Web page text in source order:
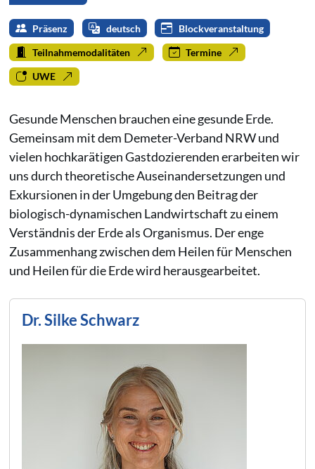
Präsenz deutsch Blockveranstaltung
Teilnahmemodalitäten Termine
UWE
Gesunde Menschen brauchen eine gesunde Erde.
Gemeinsam mit dem Demeter-Verband NRW und
vielen hochkarätigen Gastdozierenden erarbeiten wir
uns durch theoretische Auseinandersetzungen und
Exkursionen in der Umgebung den Beitrag der
biologisch-dynamischen Landwirtschaft zu einem
Verständnis der Erde als Organismus. Der enge
Zusammenhang zwischen dem Heilen für Menschen
und Heilen für die Erde wird herausgearbeitet.
Dr. Silke Schwarz